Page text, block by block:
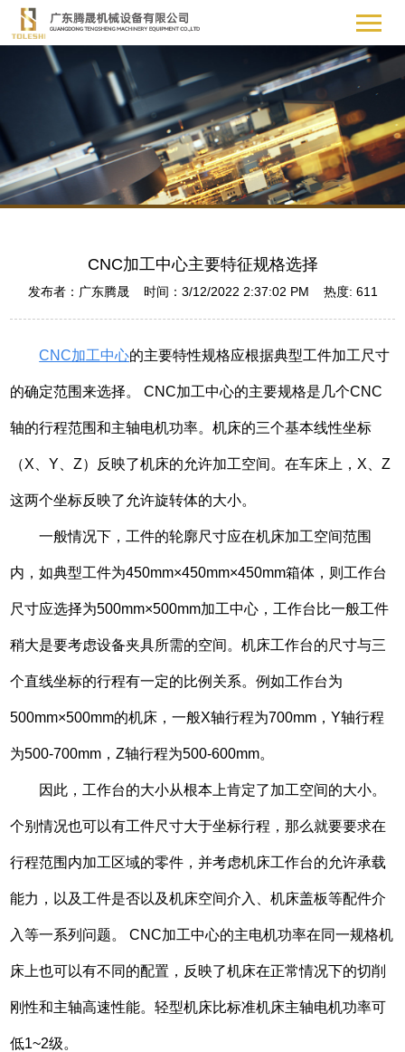
CNC加工中心主要特征规格选择
发布者：广东腾晟 时间：3/12/2022 2:37:02 PM 热度: 611
CNC加工中心的主要特性规格应根据典型工件加工尺寸
的确定范围来选择。 CNC加工中心的主要规格是几个CNC
轴的行程范围和主轴电机功率。机床的三个基本线性坐标
（X、Y、Z）反映了机床的允许加工空间。在车床上，X、Z
这两个坐标反映了允许旋转体的大小。
一般情况下，工件的轮廓尺寸应在机床加工空间范围
内，如典型工件为450mm×450mm×450mm箱体，则工作台
尺寸应选择为500mm×500mm加工中心，工作台比一般工件
稍大是要考虑设备夹具所需的空间。机床工作台的尺寸与三
个直线坐标的行程有一定的比例关系。例如工作台为
500mm×500mm的机床，一般X轴行程为700mm，Y轴行程
为500-700mm，Z轴行程为500-600mm。
因此，工作台的大小从根本上肯定了加工空间的大小。
个别情况也可以有工件尺寸大于坐标行程，那么就要要求在
行程范围内加工区域的零件，并考虑机床工作台的允许承载
能力，以及工件是否以及机床空间介入、机床盖板等配件介
入等一系列问题。 CNC加工中心的主电机功率在同一规格机
床上也可以有不同的配置，反映了机床在正常情况下的切削
刚性和主轴高速性能。轻型机床比标准机床主轴电机功率可
低1~2级。